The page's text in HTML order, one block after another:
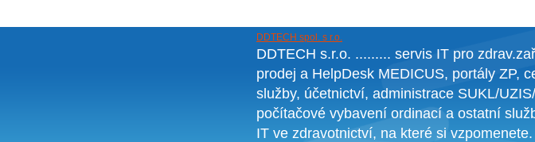
DDTECH spol. s r.o.
DDTECH s.r.o. ......... servis IT pro
prodej a HelpDesk MEDICUS, portály ZP,
služby, účetnictví, administrace SUKL/
počítačové vybavení ordinací a ostatní
IT ve zdravotnictví, na které si vzpomenete.